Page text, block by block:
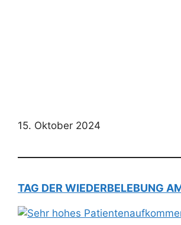
15. Oktober 2024
TAG DER WIEDERBELEBUNG